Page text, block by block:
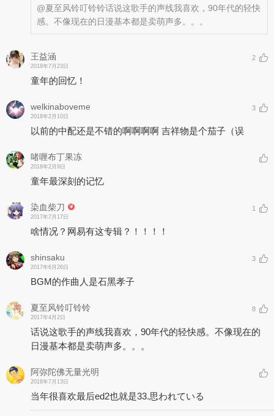
@夏至风铃叮铃铃话说这歌手的声线我喜欢，90年代的轻快
感。不像现在的日漫基本都是卖萌声多。。。
王益涵
2018年7月23日
2
童年的回忆！
welkinaboveme
2018年2月10日
3
以前的中配还是不错的啊啊啊啊 吉祥物是个茄子（误
啫喱布丁果冻
2018年2月9日
童年最深刻的记忆
染血柴刀
2017年7月17日
1
啥情况？网易有这专辑？！！！！
shinsaku
2017年6月26日
3
BGM的作曲人是石黑孝子
夏至风铃叮铃铃
2017年4月2日
8
话说这歌手的声线我喜欢，90年代的轻快感。不像现在的
日漫基本都是卖萌声多。。。
阿弥陀佛无量光明
2016年7月13日
当年很喜欢最后ed2也就是33.思われている